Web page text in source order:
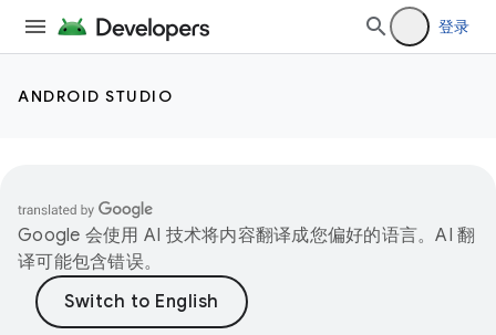
登录
ANDROID STUDIO
Google 会使用 AI 技术将内容翻译成您偏好的语言。AI 翻
译可能包含错误。